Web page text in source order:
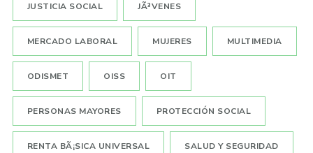
JUSTICIA SOCIAL JÃ³VENES
MERCADO LABORAL MUJERES MULTIMEDIA
ODISMET OISS OIT
PERSONAS MAYORES PROTECCIÓN SOCIAL
RENTA BÃ¡SICA UNIVERSAL SALUD Y SEGURIDAD